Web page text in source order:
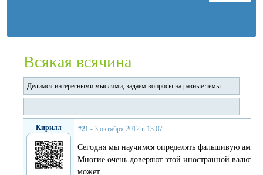
Всякая всячина
Делимся интересными мыслями, задаем вопросы на разные темы
Кирилл #21 - 3 октября 2012 в 13:07
Сегодня мы научимся определять фальшивую
Многие очень доверяют этой иностранной валюте
может.